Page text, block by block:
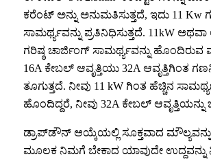
ಕರೆಂಟ್ ಅನ್ನು ಅನುಮತಿಸುತ್ತದೆ, ಇದು 11 Kw
ಸಾಮರ್ಥ್ಯವನ್ನು ಪ್ರತಿನಿಧಿಸುತ್ತದೆ. 11kW
ಗರಿಷ್ಠ ಚಾರ್ಜಿಂಗ್ ಸಾಮರ್ಥ್ಯವನ್ನು
16A ಕೇಬಲ್ ಆವೃತ್ತಿಯು 32A ಆವೃತ್ತಿಗಿಂತ
ತೂಗುತ್ತದೆ. ನೀವು 11 kW ಗಿಂತ ಹೆಚ್ಚಿನ
ಹೊಂದಿದ್ದರೆ, ನೀವು 32A ಕೇಬಲ್ ಆವೃತ್ತಿಯನ್ನು
ಡ್ರಾಪ್‌ಡೌನ್ ಆಯ್ಕೆಯಲ್ಲಿ ಸೂಕ್ತವಾದ
ಮೂಲಕ ನಿಮಗೆ ಬೇಕಾದ ಯಾವುದೇ ಉದ್ದವನ್ನು